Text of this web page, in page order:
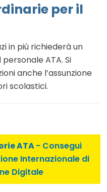
per il
in più richiederà un
ATA. Si
anche l’assunzione
scolastici.
ATA- Consegui
Internazionale di
Digitale